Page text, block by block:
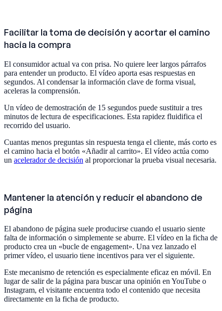
Facilitar la toma de decisión y acortar el camino
hacia la compra
El consumidor actual va con prisa. No quiere leer largos párrafos
para entender un producto. El vídeo aporta esas respuestas en
segundos. Al condensar la información clave de forma visual,
aceleras la comprensión.
Un vídeo de demostración de 15 segundos puede sustituir a tres
minutos de lectura de especificaciones. Esta rapidez fluidifica el
recorrido del usuario.
Cuantas menos preguntas sin respuesta tenga el cliente, más corto es
el camino hacia el botón «Añadir al carrito». El vídeo actúa como
un acelerador de decisión al proporcionar la prueba visual necesaria.
Mantener la atención y reducir el abandono de
página
El abandono de página suele producirse cuando el usuario siente
falta de información o simplemente se aburre. El vídeo en la ficha de
producto crea un «bucle de engagement». Una vez lanzado el
primer vídeo, el usuario tiene incentivos para ver el siguiente.
Este mecanismo de retención es especialmente eficaz en móvil. En
lugar de salir de la página para buscar una opinión en YouTube o
Instagram, el visitante encuentra todo el contenido que necesita
directamente en la ficha de producto.